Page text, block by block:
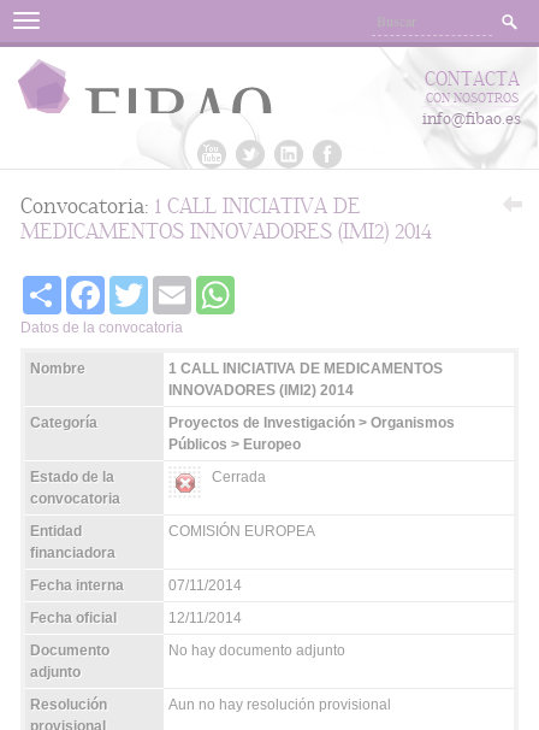
Menu
CONTACTA
CON NOSOTROS
info@fibao.es
Convocatoria: 1 CALL INICIATIVA DE
MEDICAMENTOS INNOVADORES (IMI2) 2014
Share FacebookTwitter Email
Datos de la convocatoria
Nombre
1 CALL INICIATIVA DE MEDICAMENTOS
INNOVADORES (IMI2) 2014
Categoría
Proyectos de Investigación > Organismos
Públicos > Europeo
Estado de la
convocatoria
Cerrada
Entidad
financiadora
COMISIÓN EUROPEA
Fecha interna
07/11/2014
Fecha oficial
12/11/2014
Documento
adjunto
No hay documento adjunto
Resolución
provisional
Aun no hay resolución provisional